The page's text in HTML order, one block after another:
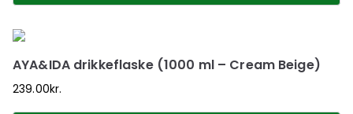
AYA&IDA drikkeflaske (1000 ml – Cream Beige)
239.00kr.